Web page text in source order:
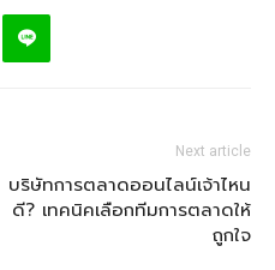
Next article
บริษัทการตลาดออนไลน์เจ้าไหน
ดี? เทคนิคเลือกทีมการตลาดให้
ถูกใจ